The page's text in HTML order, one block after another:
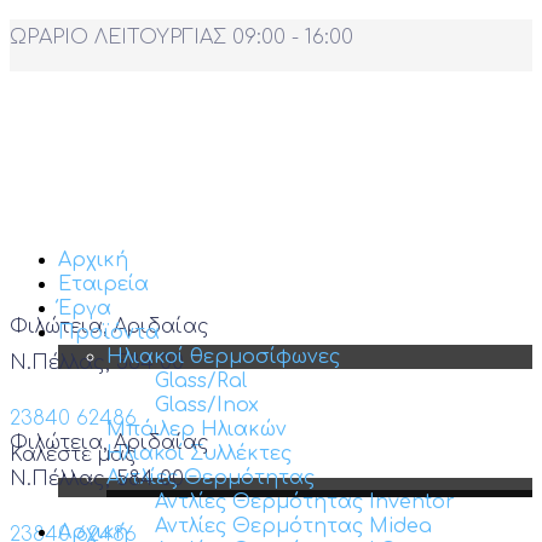
ΩΡΑΡΙΟ ΛΕΙΤΟΥΡΓΙΑΣ 09:00 - 16:00
Φιλώτεια, Αριδαίας
Ν.Πέλλας, 584 00
23840 62486
Καλέστε μας
Αρχική
Εταιρεία
Έργα
Προϊόντα
Ηλιακοί θερμοσίφωνες
Glass/Ral
Glass/Inox
Μπόιλερ Ηλιακών
Ηλιακοί Συλλέκτες
Αντλίες Θερμότητας
Αντλίες Θερμότητας Inventor
Αντλίες Θερμότητας Midea
Φιλώτεια, Αριδαίας
Ν.Πέλλας, 584 00
23840 62486
Αρχική